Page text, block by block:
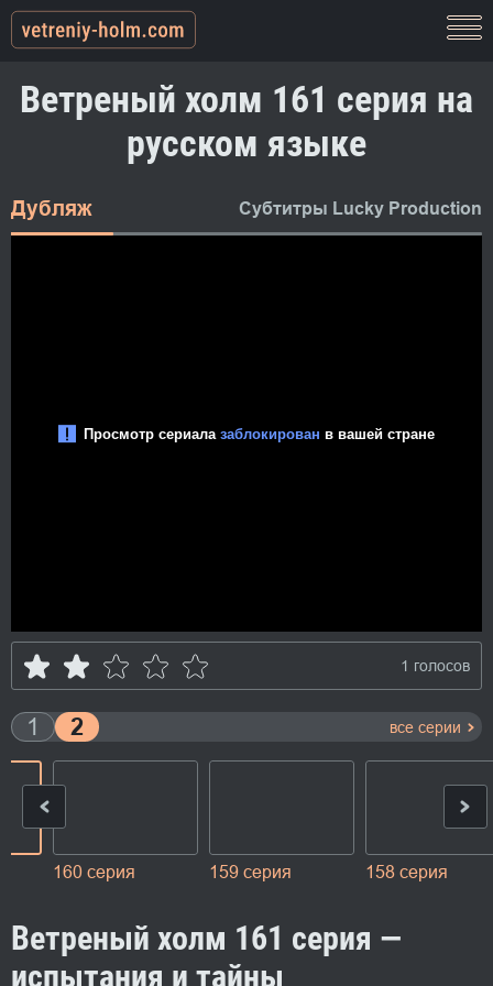
Ветреный холм 161 серия на
русском языке
Дубляж Субтитры Lucky Production
1 голосов
1 2 все серии
160 серия 159 серия 158 серия
Ветреный холм 161 серия —
испытания и тайны